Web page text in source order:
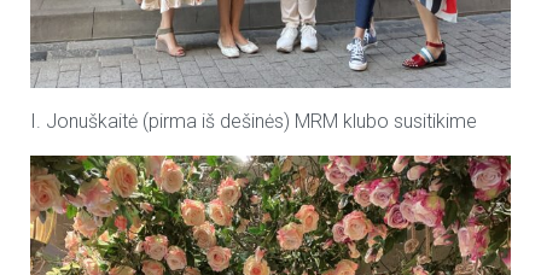
I. Jonuškaitė (pirma iš dešinės) MRM klubo susitikime